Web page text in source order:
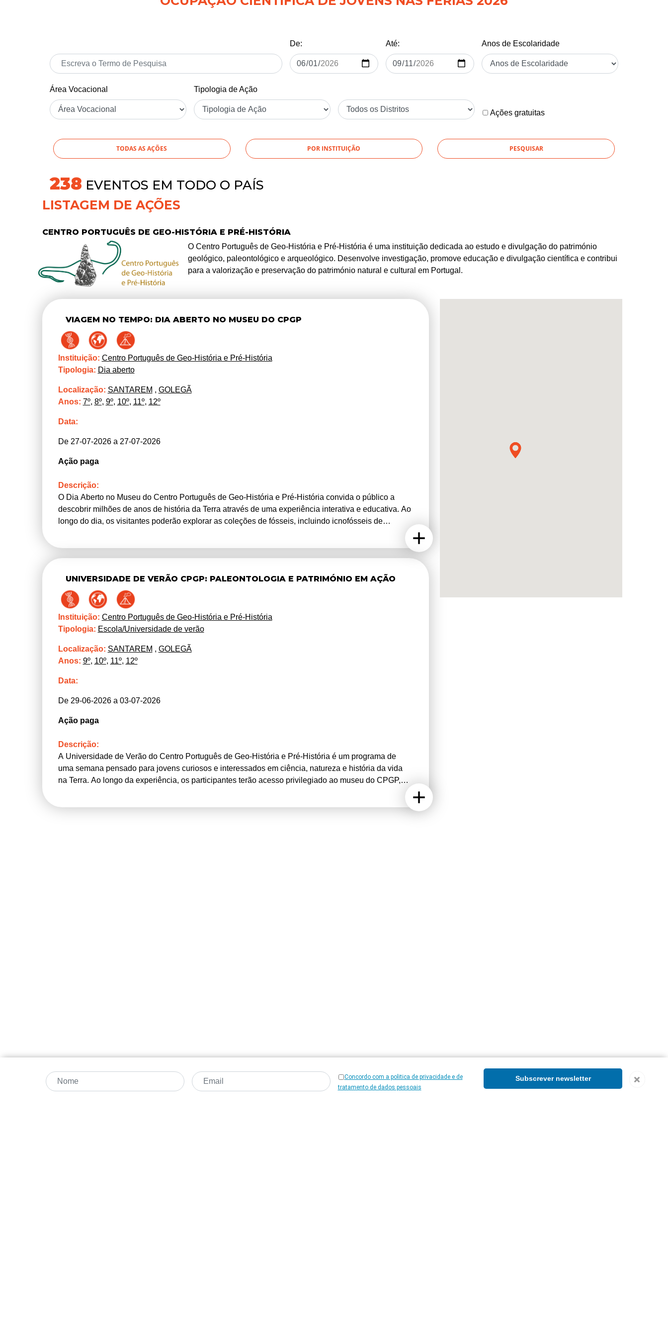
De: Até: Anos de Escolaridade
Área Vocacional Tipologia de Ação
Ações gratuitas
TODAS AS AÇÕES POR INSTITUIÇÃO
269 EVENTOS EM TODO O PAÍS
LISTAGEM DE AÇÕES
CENTRO PORTUGUÊS DE GEO-HISTÓRIA E PRÉ-HISTÓRIA
O Centro Português de Geo-História e Pré-História é uma instituição dedicada ao estudo e divulgação do património
geológico, paleontológico e arqueológico. Desenvolve investigação, promove educação e divulgação científica e contribui
para a valorização e preservação do património natural e cultural em Portugal.
VIAGEM NO TEMPO: DIA ABERTO NO MUSEU DO CPGP
Instituição: Centro Português de Geo-História e Pré-História
Tipologia: Dia aberto
Localização: SANTAREM , GOLEGÃ
Anos: 7º, 8º, 9º, 10º, 11º, 12º
Data:
De 27-07-2026 a 27-07-2026
Ação paga
Descrição:
O Dia Aberto no Museu do Centro Português de Geo-História e Pré-História convida o público a
descobrir milhões de anos de história da Terra através de uma experiência interativa e educativa. Ao
longo do dia, os visitantes poderão explorar as coleções de fósseis, incluindo icnofósseis de
especialistas e assistir a pequenas demonstrações de preparação e conservação de fósseis. Estão
também previstas atividades práticas para todas as idades, como oficinas de identificação de fósseis
comunidade, promovendo o conhecimento e a valorização do património geológico e paleontológico
nacional.
UNIVERSIDADE DE VERÃO CPGP: PALEONTOLOGIA E PATRIMÓNIO EM AÇÃO
Instituição: Centro Português de Geo-História e Pré-História
Tipologia: Escola/Universidade de verão
Localização: SANTAREM , GOLEGÃ
Anos: 9º, 10º, 11º, 12º
Data:
De 29-06-2026 a 03-07-2026
Ação paga
Descrição:
A Universidade de Verão do Centro Português de Geo-História e Pré-História é um programa de
uma semana pensado para jovens curiosos e interessados em ciência, natureza e história da vida
na Terra. Ao longo da experiência, os participantes terão acesso privilegiado ao museu do CPGP,
Concordo com a politica de privacidade e de
tratamento de dados pessoais
Subscrever newsletter